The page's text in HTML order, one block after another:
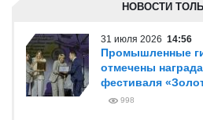
НОВОСТИ
31 июля 2026 14:56
Промышленные
отмечены
фестиваля
998